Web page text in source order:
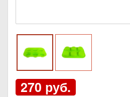
270 руб.